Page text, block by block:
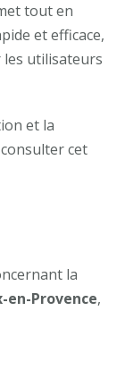
tout en
et efficace,
utilisateurs
et la
cet
la
en-Provence,